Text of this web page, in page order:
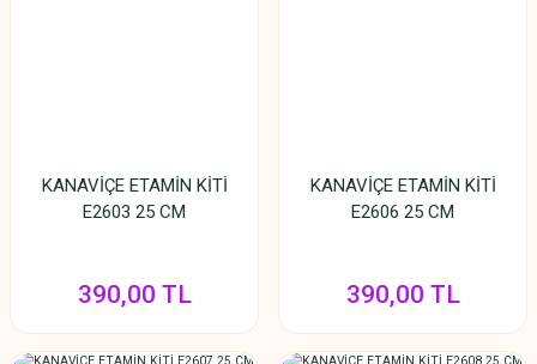
KANAVİÇE ETAMİN KİTİ
E2603 25 CM
390,00 TL
KANAVİÇE ETAMİN KİTİ
E2606 25 CM
390,00 TL